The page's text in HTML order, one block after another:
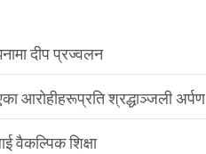
दीप प्रज्वलन
आरोहीहरूप्रति श्रद्धाञ्जली अर्पण
वैकल्पिक शिक्षा